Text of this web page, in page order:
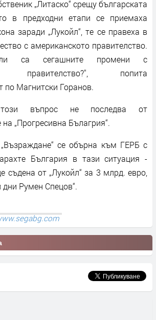
„Литаско“ срещу българската
в предходни етапи се приемаха
заради „Лукойл“, те се правеха в
с американското правителство.
ли са сегашните промени с
правителство?", попита
по Магнитски Горанов.
въпрос не последва от
„Прогресивна Бълагрия“.
се обърна към ГЕРБ с
България в тази ситуация -
съдена от „Лукойл“ за 3 млрд. евро,
дни Румен Спецов“.